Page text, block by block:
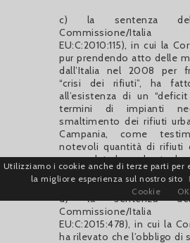
c) la sentenza del
Commissione/Italia
EU:C:2010:115), in cui la
pur prendendo atto delle
dall’Italia nel 2008 per
“crisi dei rifiuti”, ha
all’esistenza di un
termini di impianti
smaltimento dei rifiuti
Campania, come
notevoli quantità di rifiuti
accumulate lungo le strade
regione”;
d) la sentenza del
Commissione/Italia
EU:C:2015:478), in cui la
ha rilevato che l’obbligo di
Utilizziamo i cookie anche di terze parti per
la migliore esperienza sul nostro sito
Cookie
OK